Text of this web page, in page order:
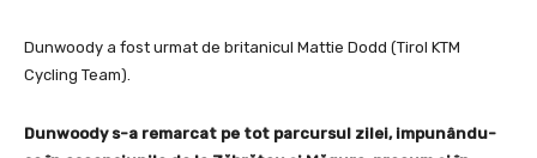
Dunwoody a fost urmat de britanicul Mattie Dodd (Tirol KTM
Cycling Team).
Dunwoody s-a remarcat pe tot parcursul zilei, impunându-